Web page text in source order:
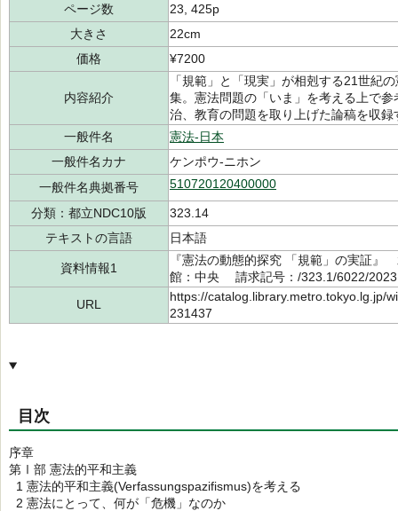
ページ数
23, 425p
大きさ
22cm
価格
¥7200
内容紹介
「規範」と「現実」が相剋する21世紀
集。憲法問題の「いま」を考える上で
治、教育の問題を取り上げた論稿を収録
一般件名
憲法-日本
一般件名カナ
ケンポウ-ニホン
一般件名典拠番号
510720120400000
分類：都立NDC10版
323.14
テキストの言語
日本語
資料情報1
『憲法の動態的探究 「規範」の実証
館：中央 請求記号：/323.1/6022/
URL
https://catalog.library.metro.tokyo.lg.jp/
231437
目次
序章
第Ⅰ部 憲法的平和主義
1 憲法的平和主義(Verfassungspazifismus)を考える
2 憲法にとって、何が「危機」なのか